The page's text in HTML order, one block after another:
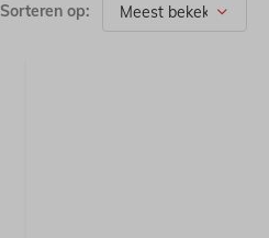
Sorteren op: